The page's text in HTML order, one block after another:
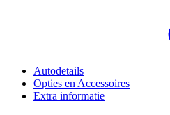
Autodetails
Opties en Accessoires
Extra informatie